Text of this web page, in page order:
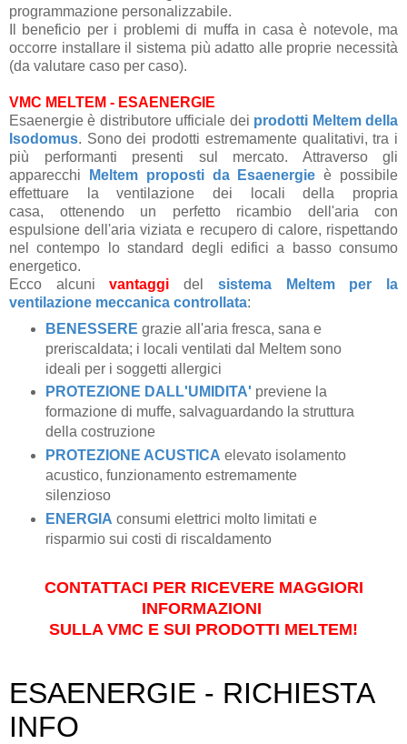
programmazione personalizzabile.
Il beneficio per i problemi di muffa in casa è notevole, ma
occorre installare il sistema più adatto alle proprie necessità
(da valutare caso per caso).
VMC MELTEM - ESAENERGIE
Esaenergie è distributore ufficiale dei prodotti Meltem della
Isodomus. Sono dei prodotti estremamente qualitativi, tra i
più performanti presenti sul mercato. Attraverso gli
apparecchi
Meltem proposti da Esaenergieè possibile
effettuare la ventilazione dei locali della propria
casa, ottenendo un perfetto ricambio dell'aria con
espulsione dell'aria viziata e recupero di calore, rispettando
nel contempo lo standard degli edifici a basso consumo
energetico.
Ecco alcunivantaggidel sistema Meltem per la
ventilazione meccanica controllata:
BENESSERE grazie all'aria fresca, sana e
preriscaldata; i locali ventilati dal Meltem sono
ideali per i soggetti allergici
PROTEZIONE DALL'UMIDITA' previene la
formazione di muffe, salvaguardando la struttura
della costruzione
PROTEZIONE ACUSTICA elevato isolamento
acustico, funzionamento estremamente
silenzioso
ENERGIA consumi elettrici molto limitati e
risparmio sui costi di riscaldamento
CONTATTACI PER RICEVERE MAGGIORI
INFORMAZIONI
SULLA VMC E SUI PRODOTTI MELTEM!